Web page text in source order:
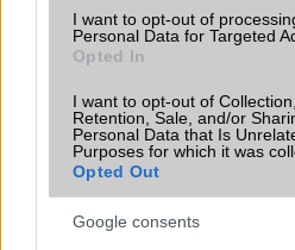
I want to opt-out of
Personal Data for Targeted
Opted In
I want to opt-out of
Retention, Sale, and/or
Personal Data that Is
Purposes for which it was
Opted Out
Google consents
SIM típus
SIM-ek száma
Flight mode Van
Terület
Funkciók
Brand